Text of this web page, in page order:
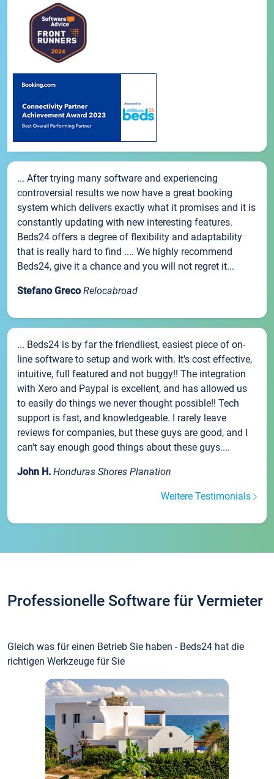
... After trying many software and experiencing
controversial results we now have a great booking
system which delivers exactly what it promises and it is
constantly updating with new interesting features.
Beds24 offers a degree of flexibility and adaptability
that is really hard to find .... We highly recommend
Beds24, give it a chance and you will not regret it...
Stefano Greco Relocabroad
... Beds24 is by far the friendliest, easiest piece of on-
line software to setup and work with. It's cost effective,
intuitive, full featured and not buggy!! The integration
with Xero and Paypal is excellent, and has allowed us
to easily do things we never thought possible!! Tech
support is fast, and knowledgeable. I rarely leave
reviews for companies, but these guys are good, and I
can't say enough good things about these guys....
John H. Honduras Shores Planation
Weitere Testimonials
Professionelle Software für Vermieter
Gleich was für einen Betrieb Sie haben - Beds24 hat die
richtigen Werkzeuge für Sie